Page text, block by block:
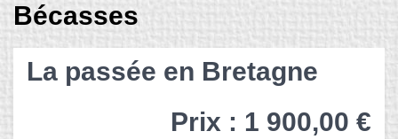
Bécasses
La passée en Bretagne
Prix : 1 900,00 €